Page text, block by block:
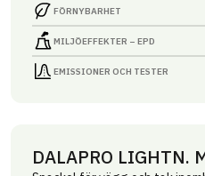
FÖRNYBARHET
MILJÖEFFEKTER – EPD
EMISSIONER OCH TESTER
DALAPRO LIGHTN.